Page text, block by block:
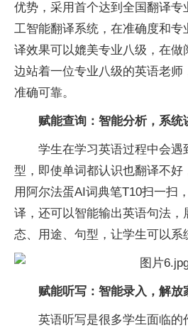
优势，采用首个达到全国翻译专
工智能翻译系统，在准确度和专
译效果可以媲美专业八级，在做
边站着一位专业八级的英语老师
准确可靠。
赋能查询：智能分析，系统
学生在学习英语过程中会遇
型，即使单词都认识也翻译不好
用阿尔法蛋AI词典笔T10扫一扫
译，还可以智能输出英语句法，
态、用途、句型，让学生可以系
赋能听写：智能录入，解放
英语听写是很多学生面临的